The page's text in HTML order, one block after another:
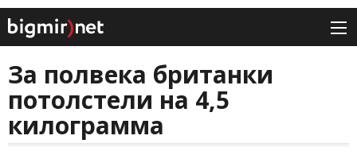
За полвека британки
потолстели на 4,5
килограмма